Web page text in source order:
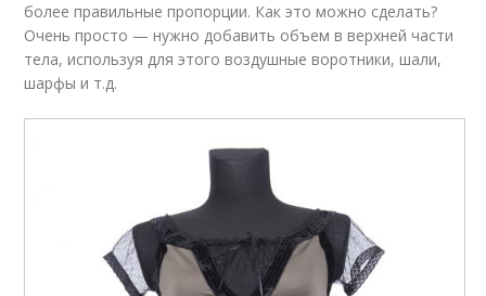
более правильные пропорции. Как это можно сделать?
Очень просто — нужно добавить объем в верхней части
тела, используя для этого воздушные воротники, шали,
шарфы и т.д.